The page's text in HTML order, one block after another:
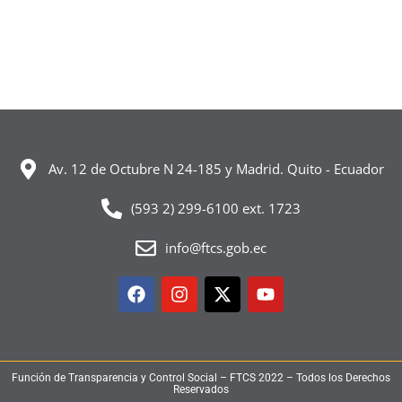
Av. 12 de Octubre N 24-185 y Madrid. Quito - Ecuador
(593 2) 299-6100 ext. 1723
info@ftcs.gob.ec
FacebookInstagram
X-
twitter
Youtube
Función de Transparencia y Control Social – FTCS 2022 – Todos los Derechos
Reservados